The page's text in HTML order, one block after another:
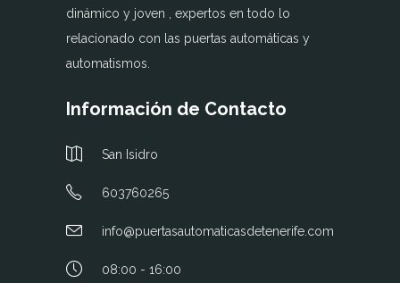
dinámico y joven , expertos en todo lo
relacionado con las puertas automáticas y
automatismos.
Información de Contacto
San Isidro
603760265
info@puertasautomaticasdetenerife.com
08:00 - 16:00